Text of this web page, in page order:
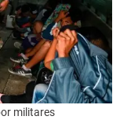
militares